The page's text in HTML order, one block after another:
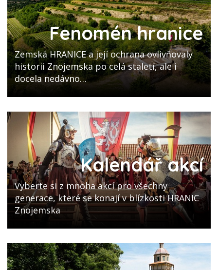
Fenomén hranice
Zemská HRANICE a její ochrana ovlivňovaly
historii Znojemska po celá staletí, ale i
docela nedávno…
Kalendář akcí
Vyberte si z mnoha akcí pro všechny
generace, které se konají v blízkosti HRANIC
Znojemska